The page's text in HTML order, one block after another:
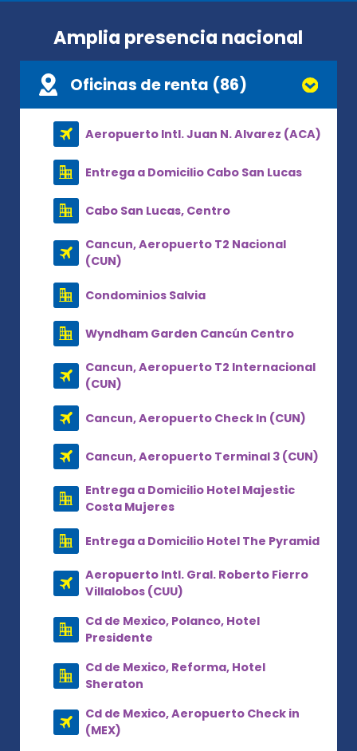
Amplia presencia nacional
Oficinas de renta (86)
Aeropuerto Intl. Juan N. Alvarez (ACA)
Entrega a Domicilio Cabo San Lucas
Cabo San Lucas, Centro
Cancun, Aeropuerto T2 Nacional
(CUN)
Condominios Salvia
Wyndham Garden Cancún Centro
Cancun, Aeropuerto T2 Internacional
(CUN)
Cancun, Aeropuerto Check In (CUN)
Cancun, Aeropuerto Terminal 3 (CUN)
Entrega a Domicilio Hotel Majestic
Costa Mujeres
Entrega a Domicilio Hotel The Pyramid
Aeropuerto Intl. Gral. Roberto Fierro
Villalobos (CUU)
Cd de Mexico, Polanco, Hotel
Presidente
Cd de Mexico, Reforma, Hotel
Sheraton
Cd de Mexico, Aeropuerto Check in
(MEX)